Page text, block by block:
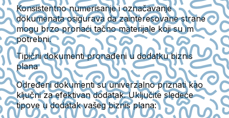
Konsistentno numerisanje i označavanje
dokumenata osigurava da zainteresovane strane
mogu brzo pronaći tačno materijale koji su im
potrebni.
Tipični dokumenti pronađeni u dodatku biznis
plana
Određeni dokumenti su univerzalno priznati kao
ključni za efektivan dodatak. Uključite sledeće
tipove u dodatak vašeg biznis plana: